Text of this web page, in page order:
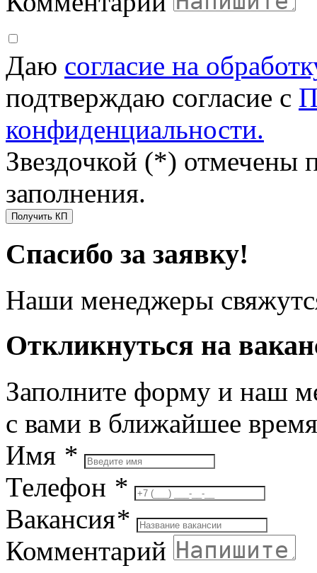
Даю согласие на
подтверждаю согласие с
конфиденциальности.
Звездочкой (*) отмечены
заполнения.
Получить КП
Спасибо за заявку!
Наши менеджеры
Откликнуться на
Заполните форму и наш
с вами в ближайшее время
Имя *
Телефон *
Вакансия*
Комментарий